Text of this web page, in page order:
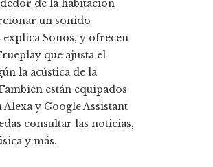
de la habitación
un sonido
Sonos, y ofrecen
que ajusta el
la acústica de la
están equipados
Alexa y Google Assistant
consultar las noticias,
y más.